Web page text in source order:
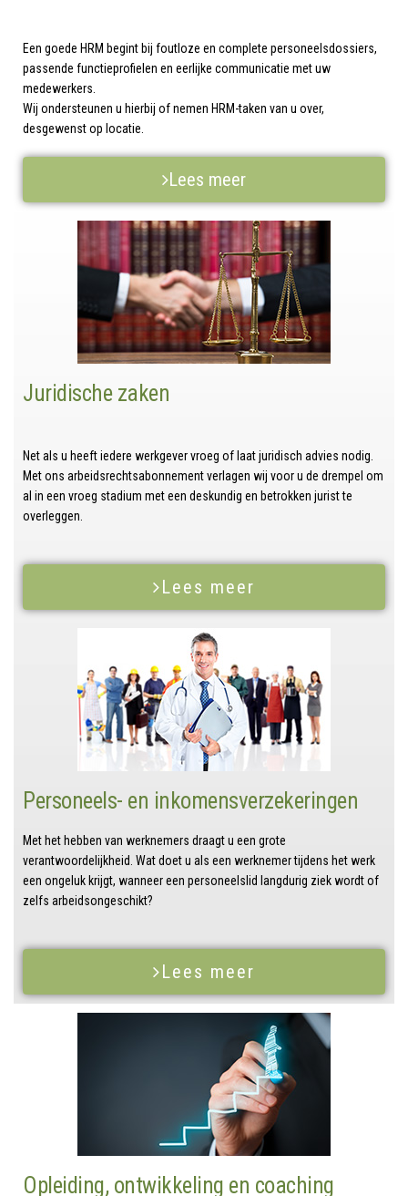
Een goede HRM begint bij foutloze en complete personeelsdossiers,
passende functieprofielen en eerlijke communicatie met uw
medewerkers.
Wij ondersteunen u hierbij of nemen HRM-taken van u over,
desgewenst op locatie.
Lees meer
Juridische zaken
Net als u heeft iedere werkgever vroeg of laat juridisch advies nodig.
Met ons arbeidsrechtsabonnement verlagen wij voor u de drempel om
al in een vroeg stadium met een deskundig en betrokken jurist te
overleggen.
Lees meer
Personeels- en inkomensverzekeringen
Met het hebben van werknemers draagt u een grote
verantwoordelijkheid. Wat doet u als een werknemer tijdens het werk
een ongeluk krijgt, wanneer een personeelslid langdurig ziek wordt of
zelfs arbeidsongeschikt?
Lees meer
Opleiding, ontwikkeling en coaching